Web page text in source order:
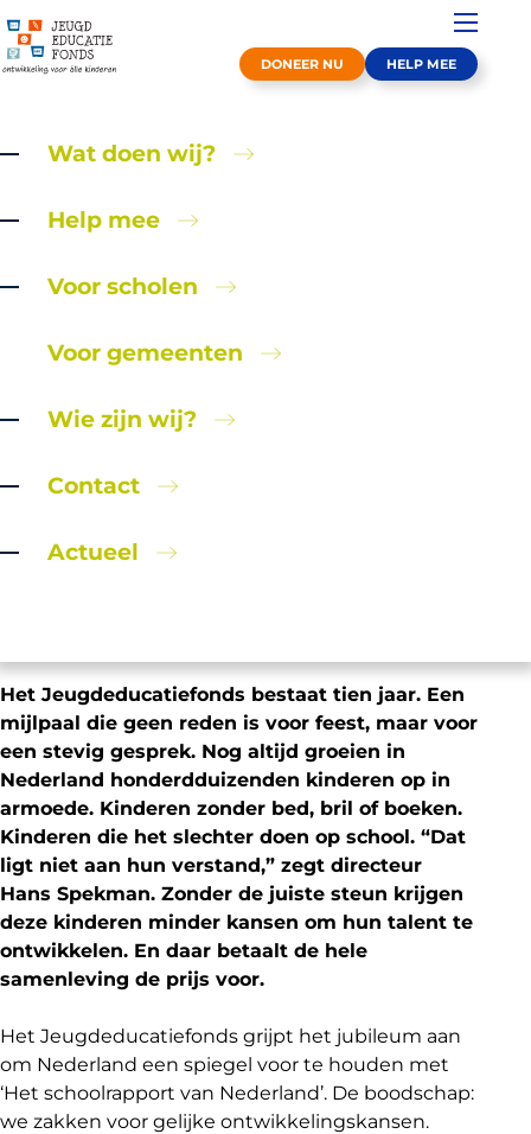
DONEER NU HELP MEE
Wat doen wij?
Help mee
Voor scholen
Voor gemeenten
Wie zijn wij?
Contact
Actueel
PERSBERICHT Nederland krijgt een
ontwikkelingskansen van kinderen
Het Jeugdeducatiefonds bestaat tien jaar. Een
mijlpaal die geen reden is voor feest, maar voor
een stevig gesprek. Nog altijd groeien in
Nederland honderdduizenden kinderen op in
armoede. Kinderen zonder bed, bril of boeken.
Kinderen die het slechter doen op school. “Dat
ligt niet aan hun verstand,” zegt directeur
Hans Spekman. Zonder de juiste steun krijgen
deze kinderen minder kansen om hun talent te
ontwikkelen. En daar betaalt de hele
samenleving de prijs voor.
Het Jeugdeducatiefonds grijpt het jubileum aan
om Nederland een spiegel voor te houden met
‘Het schoolrapport van Nederland’. De boodschap:
we zakken voor gelijke ontwikkelingskansen.